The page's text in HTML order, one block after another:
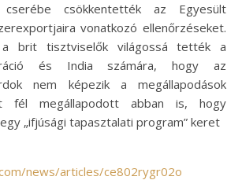
cserébe csökkentették az Egyesült
vonatkozó ellenőrzéseket.
brit tisztviselők világossá tették a
és India számára, hogy az
nem képezik a megállapodások
fél megállapodott abban is, hogy
„ifjúsági tapasztalati program” keret
news/articles/ce802rygr02o